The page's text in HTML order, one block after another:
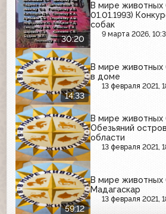
30:20
В мире животных
01.01.1993)
собак
9 марта 2026,
14:33
В мире животных
в доме
13 февраля 2021,
В мире животных
Обезьяний
области
13 февраля 2021,
59:12
В мире животных
Мадагаскар
13 февраля 2021,